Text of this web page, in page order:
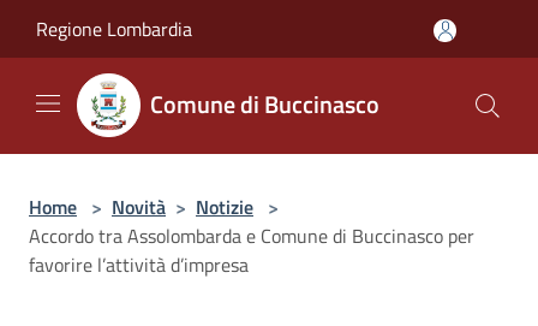
Regione Lombardia
Comune di Buccinasco
Home > Novità > Notizie >
Accordo tra Assolombarda e Comune di Buccinasco per
favorire l’attività d’impresa